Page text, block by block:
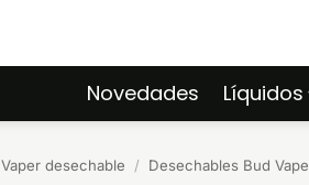
Novedades Líquidos
Vaper desechable / Desechables Bud Vape